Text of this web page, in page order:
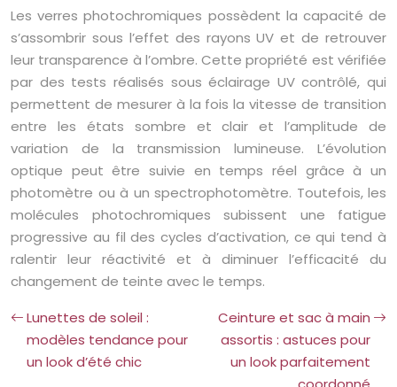
Les verres photochromiques possèdent la capacité de
s’assombrir sous l’effet des rayons UV et de retrouver
leur transparence à l’ombre. Cette propriété est vérifiée
par des tests réalisés sous éclairage UV contrôlé, qui
permettent de mesurer à la fois la vitesse de transition
entre les états sombre et clair et l’amplitude de
variation de la transmission lumineuse. L’évolution
optique peut être suivie en temps réel grâce à un
photomètre ou à un spectrophotomètre. Toutefois, les
molécules photochromiques subissent une fatigue
progressive au fil des cycles d’activation, ce qui tend à
ralentir leur réactivité et à diminuer l’efficacité du
changement de teinte avec le temps.
Lunettes de soleil :
modèles tendance pour
un look d’été chic
Ceinture et sac à main
assortis : astuces pour
un look parfaitement